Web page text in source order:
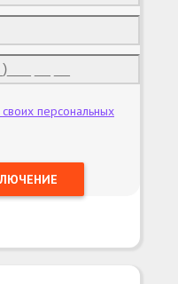
своих персональных